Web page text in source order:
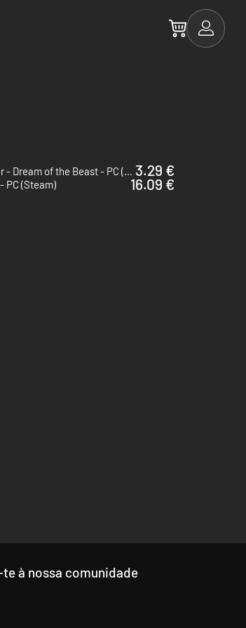
Metal: Hellsinger - Dream of the Beast - PC (Steam) 3.29 €
PC (Steam)
16.09 €
à nossa comunidade